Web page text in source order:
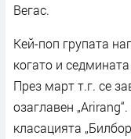
Вегас.
Кей-поп групата
когато и
През март т.г. се
озаглавен
класацията